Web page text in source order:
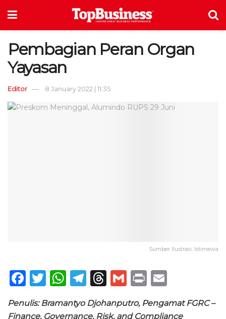
Pembagian Peran Organ
Yayasan
Editor 8 January 2022 | 11:35
Sumber Ilustrasi: Istimewa
F
a
c
T
it
W
a
T
el
e
T
re
G
ai
P
n ai
Penulis: Bramantyo Djohanputro, Pengamat FGRC –
Finance, Governance, Risk, and Compliance